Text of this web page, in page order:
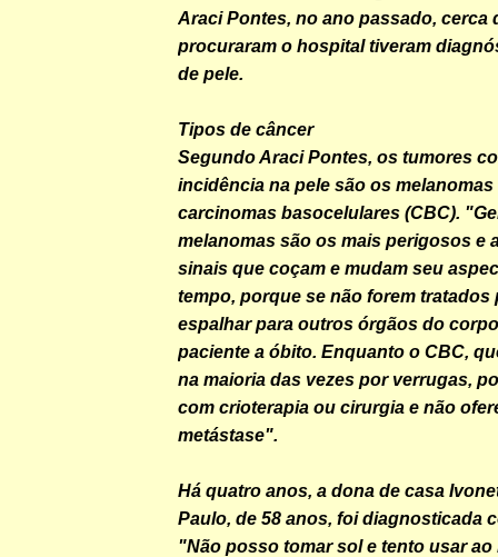
Araci Pontes, no ano passado, cerca
procuraram o hospital tiveram
de pele.
Tipos de câncer
Segundo Araci Pontes, os tumores
incidência na pele são os melanomas
carcinomas basocelulares (CBC).
melanomas são os mais perigosos e
sinais que coçam e mudam seu
tempo, porque se não forem tratados
espalhar para outros órgãos do
paciente a óbito. Enquanto o CBC,
na maioria das vezes por verrugas,
com crioterapia ou cirurgia e não
metástase".
Há quatro anos, a dona de casa
Paulo, de 58 anos, foi diagnosticada
"Não posso tomar sol e tento usar ao